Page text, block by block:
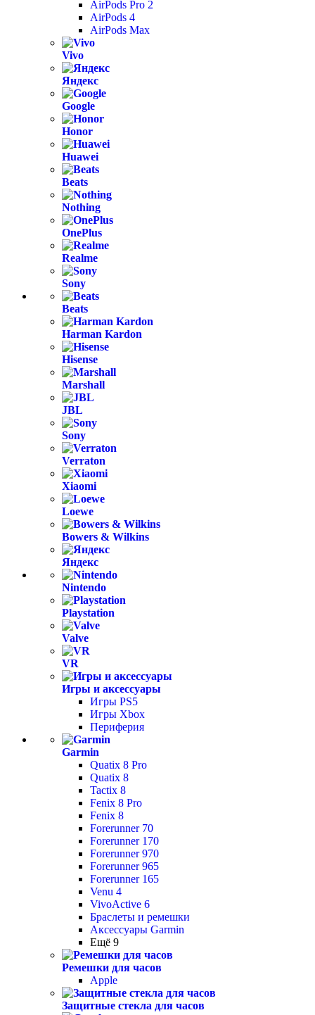
AirPods Pro 2
AirPods 4
AirPods Max
Vivo
Яндекс
Google
Honor
Huawei
Beats
Nothing
OnePlus
Realme
Sony
Beats
Harman Kardon
Hisense
Marshall
JBL
Sony
Verraton
Xiaomi
Loewe
Bowers & Wilkins
Яндекс
Nintendo
Playstation
Valve
VR
Игры и аксессуары
Игры PS5
Игры Xbox
Периферия
Garmin
Quatix 8 Pro
Quatix 8
Tactix 8
Fenix 8 Pro
Fenix 8
Forerunner 70
Forerunner 170
Forerunner 970
Forerunner 965
Forerunner 165
Venu 4
VivoActive 6
Браслеты и ремешки
Аксессуары Garmin
Ещё 9
Ремешки для часов
Apple
Защитные стекла для часов